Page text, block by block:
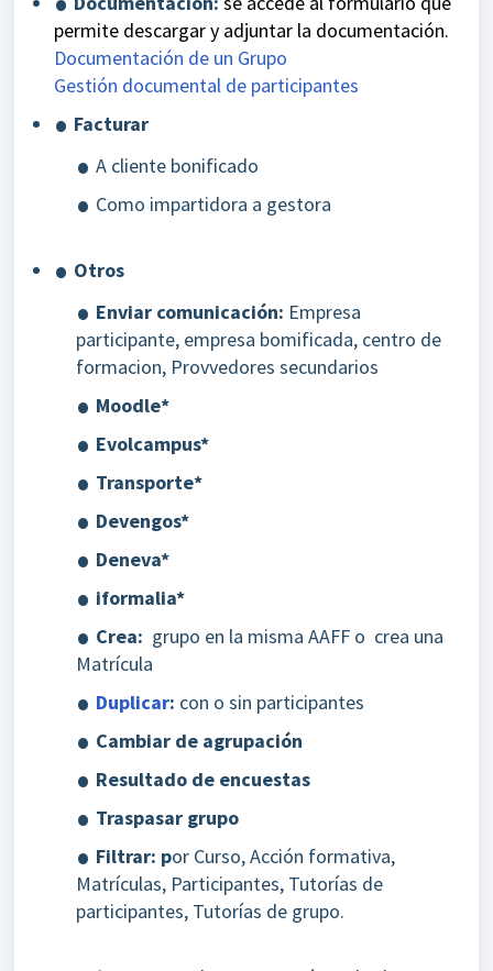
permite descargar y adjuntar la documentación.
Documentación de un Grupo
Gestión documental de participantes
Facturar
A cliente bonificado
Como impartidora a gestora
Otros
Enviar comunicación: Empresa
participante, empresa bomificada, centro de
formacion, Provvedores secundarios
Moodle*
Evolcampus*
Transporte*
Devengos*
Deneva*
iformalia*
Crea: grupo en la misma AAFF o crea una
Matrícula
Duplicar: con o sin participantes
Cambiar de agrupación
Resultado de encuestas
Traspasar grupo
Filtrar: por Curso, Acción formativa,
Matrículas, Participantes, Tutorías de
participantes, Tutorías de grupo.